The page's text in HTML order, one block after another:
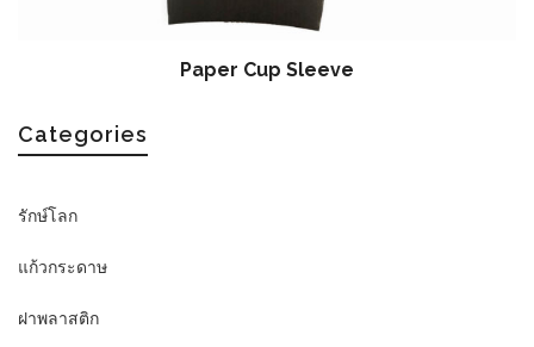
Paper Cup Sleeve
Categories
รักษ์โลก
แก้วกระดาษ
ฝาพลาสติก